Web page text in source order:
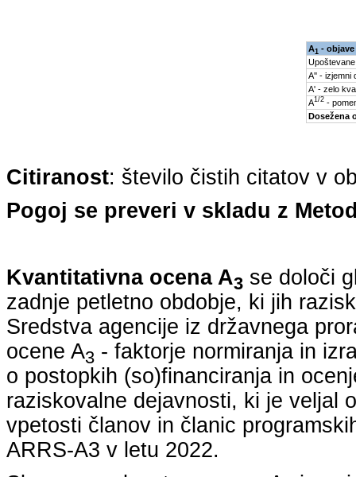
A1 - objave
A'' - izjemni
A' - zelo
A1/2-
Dosežena
Citiranost: število čistih citatov v
Pogoj se preveri v skladu z
Kvantitativna ocena A3 se določi
zadnje petletno obdobje, ki jih
Sredstva agencije iz državnega
ocene A3 - faktorje normiranja in
o postopkih (so)financiranja in
raziskovalne dejavnosti, ki je veljal
vpetosti članov in članic
ARRS-A3 v letu 2022.